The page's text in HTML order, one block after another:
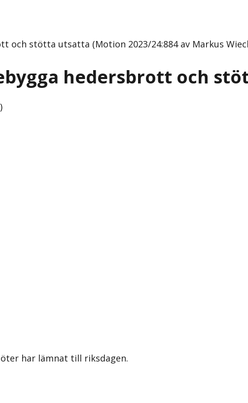
stötta utsatta (Motion 2023/24:884 av Markus
hedersbrott och
har lämnat till riksdagen.